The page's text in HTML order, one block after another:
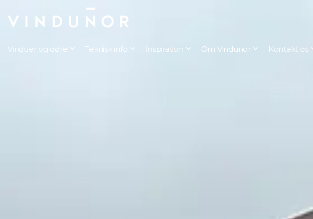
Vinduer og døre Teknisk info Inspiration Om Vindunor Kontakt os